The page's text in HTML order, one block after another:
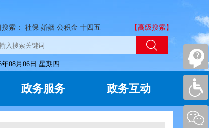
索： 社保 婚姻 公积金 十四五 【高级搜索】
年08月06日 星期四
政务服务 政务互动